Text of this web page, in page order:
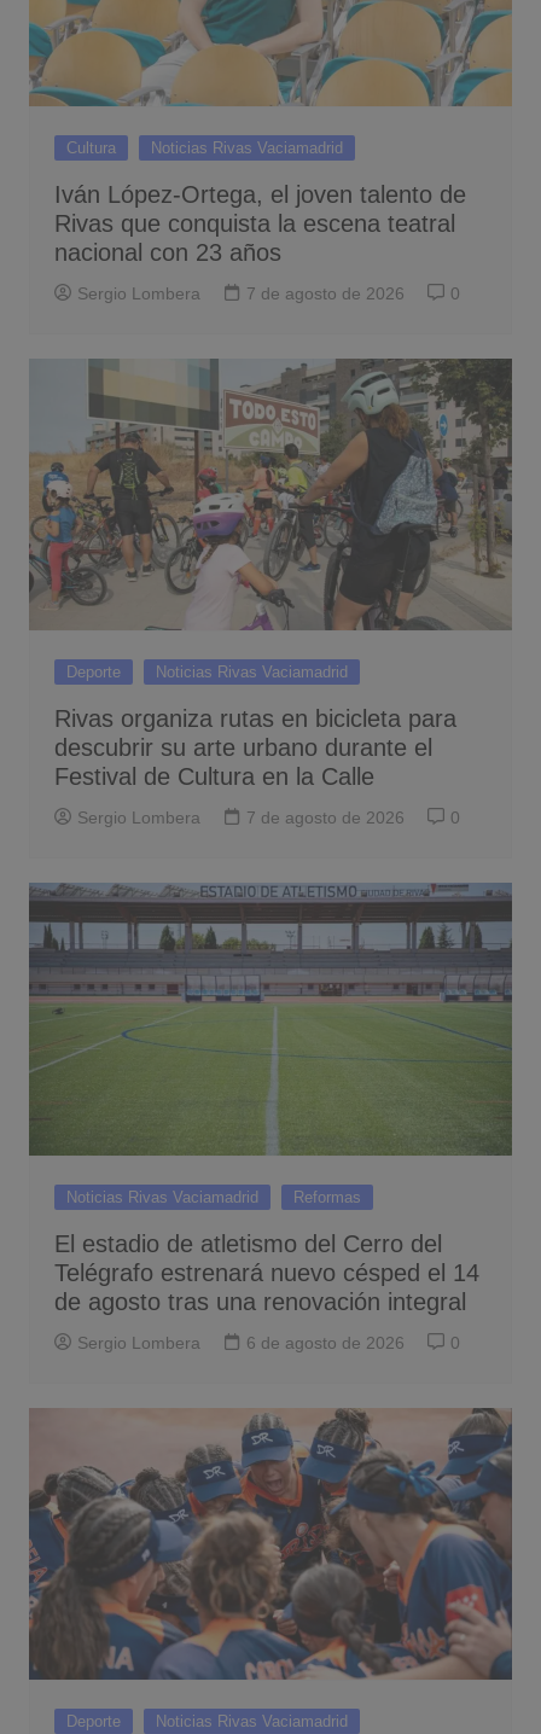
Cultura Noticias Rivas Vaciamadrid
Iván López-Ortega, el joven talento de
Rivas que conquista la escena teatral
nacional con 23 años
Sergio Lombera 7 de agosto de 2026 0
Deporte Noticias Rivas Vaciamadrid
Rivas organiza rutas en bicicleta para
descubrir su arte urbano durante el
Festival de Cultura en la Calle
Sergio Lombera 7 de agosto de 2026 0
Noticias Rivas Vaciamadrid Reformas
El estadio de atletismo del Cerro del
Telégrafo estrenará nuevo césped el 14
de agosto tras una renovación integral
Sergio Lombera 6 de agosto de 2026 0
Deporte Noticias Rivas Vaciamadrid